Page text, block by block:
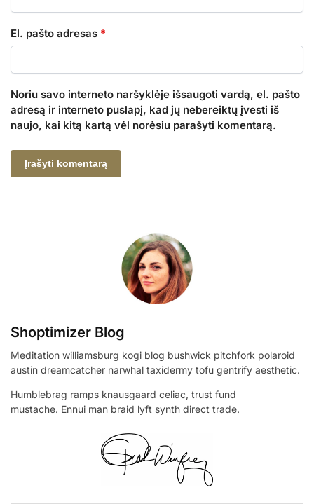
El. pašto adresas *
Noriu savo interneto naršyklėje išsaugoti vardą, el. pašto
adresą ir interneto puslapį, kad jų nebereiktų įvesti iš
naujo, kai kitą kartą vėl norėsiu parašyti komentarą.
Shoptimizer Blog
Meditation williamsburg kogi blog bushwick pitchfork polaroid
austin dreamcatcher narwhal taxidermy tofu gentrify aesthetic.
Humblebrag ramps knausgaard celiac, trust fund
mustache. Ennui man braid lyft synth direct trade.